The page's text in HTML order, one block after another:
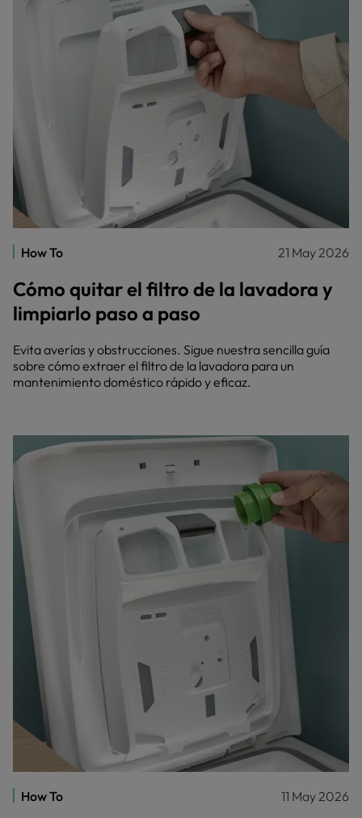
How To 21 May 2026
Cómo quitar el filtro de la lavadora y
limpiarlo paso a paso
Evita averías y obstrucciones. Sigue nuestra sencilla guía
sobre cómo extraer el filtro de la lavadora para un
mantenimiento doméstico rápido y eficaz.
How To 11 May 2026